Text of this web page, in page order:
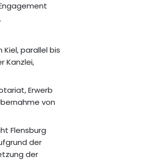
parallel bis
Kanzlei,
Erwerb
von
Flensburg
der
der